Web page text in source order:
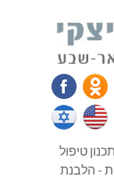
טיפול
- הלבנת